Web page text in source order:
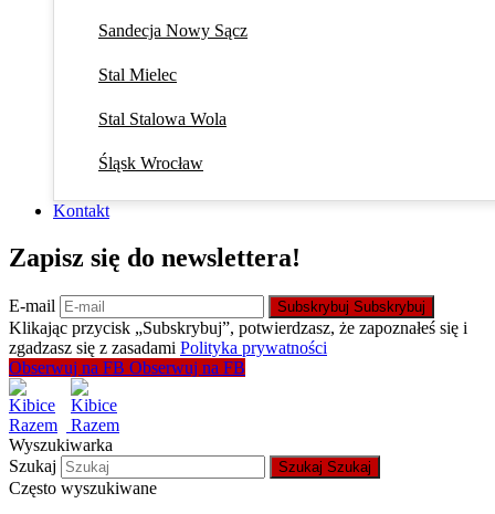
Sandecja Nowy Sącz
Stal Mielec
Stal Stalowa Wola
Śląsk Wrocław
Kontakt
Zapisz się do newslettera!
E-mail Subskrybuj Subskrybuj
Klikając przycisk „Subskrybuj”, potwierdzasz, że zapoznałeś się i
zgadzasz się z zasadami Polityka prywatności
Obserwuj na FB Obserwuj na FB
Wyszukiwarka
Szukaj
Szukaj Szukaj
Często wyszukiwane